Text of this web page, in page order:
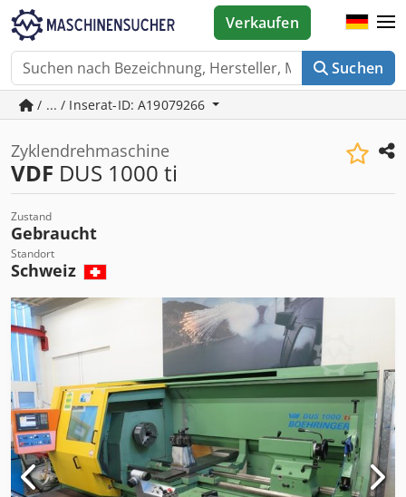
Suchen
Verkaufen
/ ... / Inserat-ID: A19079266
Zyklendrehmaschine
VDF DUS 1000 ti
Zustand
Gebraucht
Standort
Schweiz